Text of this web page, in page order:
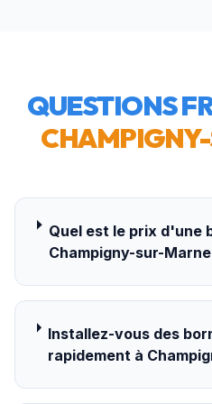
QUESTIONS
Quel est le prix d'une
Champigny-sur-
Installez-vous des
rapidement à